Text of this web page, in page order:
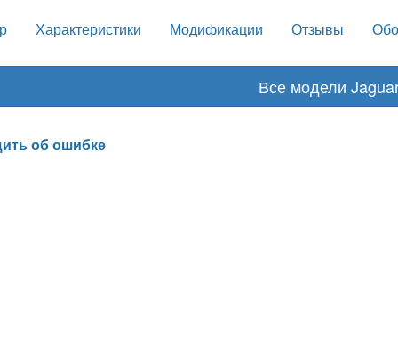
Характеристики Модификации Отзывы
Все модели
об ошибке